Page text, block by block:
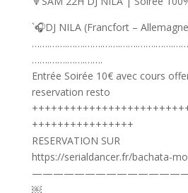
`🎧DJ NILA (Francfort –
…….…….…….…….
Entrée Soirée 10€ avec cours
reservation resto
++++++++++++++++
RESERVATION SUR
https://serialdancer.fr/bachata-
￼